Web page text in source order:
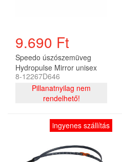
9.690 Ft
Speedo úszószemüveg
Hydropulse Mirror unisex
8-12267D646
Pillanatnyilag nem
rendelhető!
ingyenes szállítás